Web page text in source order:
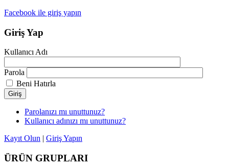
Facebook ile giriş yapın
Giriş Yap
Kullanıcı Adı
Parola
Beni Hatırla
Giriş
Parolanızı mı unuttunuz?
Kullanıcı adınızı mı unuttunuz?
Kayıt Olun | Giriş Yapın
ÜRÜN GRUPLARI